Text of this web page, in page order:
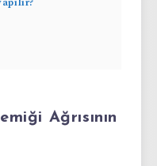
Ağrısının